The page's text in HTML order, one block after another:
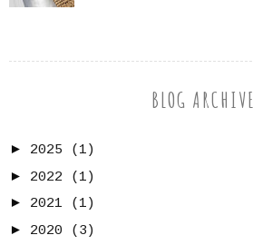
BLOG ARCHIVE
► 2025
(1)
► 2022
(1)
► 2021
(1)
► 2020
(3)